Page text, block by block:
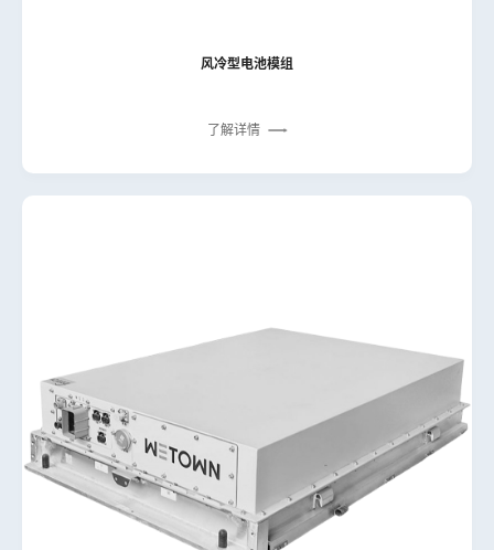
风冷型电池模组
了解详情